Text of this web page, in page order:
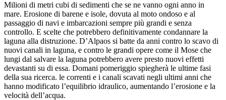
Milioni di metri cubi di sedimenti che se ne vanno ogni anno in
mare. Erosione di barene e isole, dovuta al moto ondoso e al
passaggio di navi e imbarcazioni sempre più grandi e senza
controllo. E scelte che potrebbero definitivamente condannare la
laguna alla distruzione. D’Alpaos si batte da anni contro lo scavo di
nuovi canali in laguna, e contro le grandi opere come il Mose che
lungi dal salvare la laguna potrebbero avere presto nuovi effetti
devastanti su di essa. Domani pomeriggio spiegherà le ultime fasi
della sua ricerca. le correnti e i canali scavati negli ultimi anni che
hanno modificato l’equilibrio idraulico, aumentando l’erosione e la
velocità dell’acqua.